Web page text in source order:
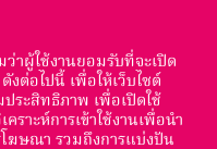
จังหวัดพะเยา : 2026
าผู้ใช้งานยอมรับที่จะเปิด
งต่อไปนี้ เพื่อให้เว็บไซต์
ระสิทธิภาพ เพื่อเปิดใช้
าะห์การเข้าใช้งานเพื่อนำ
ฆษณา รวมถึงการแบ่งปัน